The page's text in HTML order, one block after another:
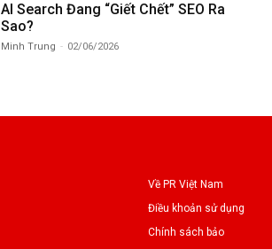
AI Search Đang “Giết Chết” SEO Ra
Sao?
Minh Trung - 02/06/2026
Về PR Việt Nam
Điều khoản sử dụng
Chính sách bảo